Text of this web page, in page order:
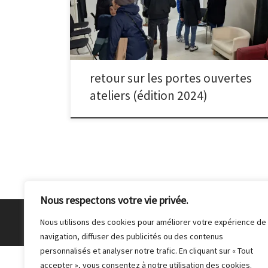
Nous respectons votre vie privée.
Nous utilisons des cookies pour améliorer votre expérience de
navigation, diffuser des publicités ou des contenus
personnalisés et analyser notre trafic. En cliquant sur « Tout
accepter », vous consentez à notre utilisation des cookies.
public et un hommage à Magali Bekkai – l’ancienne
présidente du club décédée – a été rendu samedi
après-midi (cf vidéo du discours sous la galerie
d’images + texte de de Frédéric Doussot).
Nous
remercions chaleureusement les nombreuses
malakoffiot·es, artistes, anciens adhérents, clubs amis
– ainsi que les membres bénévoles qui se […]
retour sur les portes ouvertes
ateliers (édition 2024)
© 2026Club Photo de Malakoff– Tous droits